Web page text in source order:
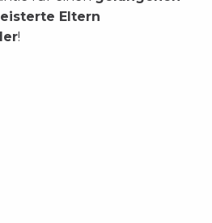
Eltern
!